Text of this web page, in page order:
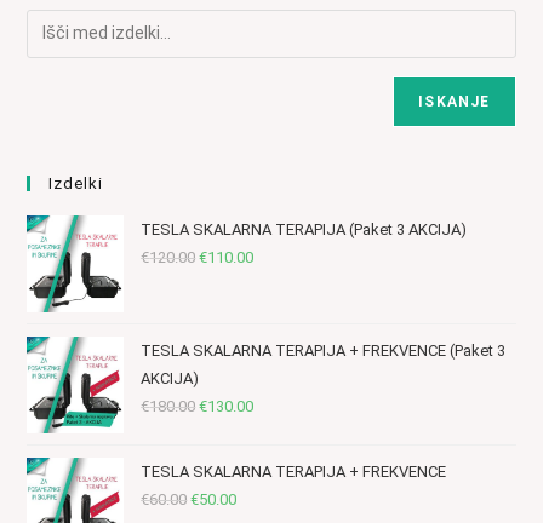
ISKANJE
Izdelki
TESLA SKALARNA TERAPIJA (Paket 3 AKCIJA)
€120.00 Izvirna
bila:
€110.00Trenutna
€110.00.
TESLA SKALARNA TERAPIJA + FREKVENCE (Paket 3
AKCIJA)
€180.00 Izvirna
je
bila:
€130.00Trenutna
je:
TESLA SKALARNA TERAPIJA + FREKVENCE
€60.00 Izvirna
€50.00Trenutna